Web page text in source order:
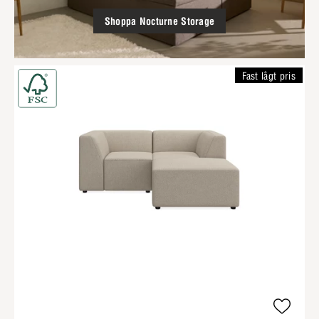
Shoppa Nocturne Storage
Fast lågt pris